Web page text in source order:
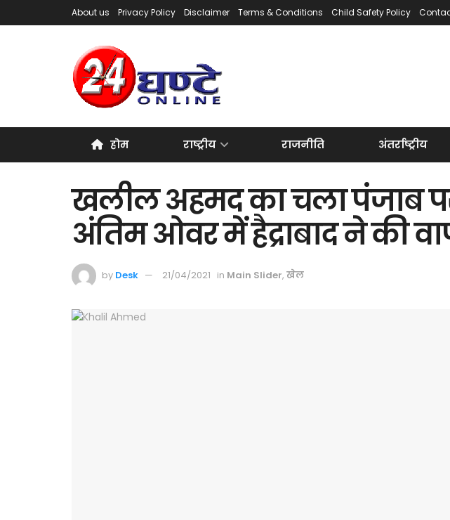
About us Privacy Policy Disclaimer Terms & Conditions Child Safety Policy
होम राष्ट्रीय राजनीति अंतर्राष्ट्रीय
खलील अहमद का चला पंजाब
अंतिम ओवर में हैद्राबाद ने की
by Desk 21/04/2021 in Main Slider, खेल